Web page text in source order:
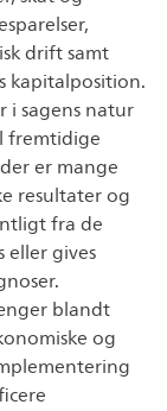
drift samt
kapitalposition.
i sagens natur
fremtidige
er mange
resultater og
fra de
gives
blandt
og